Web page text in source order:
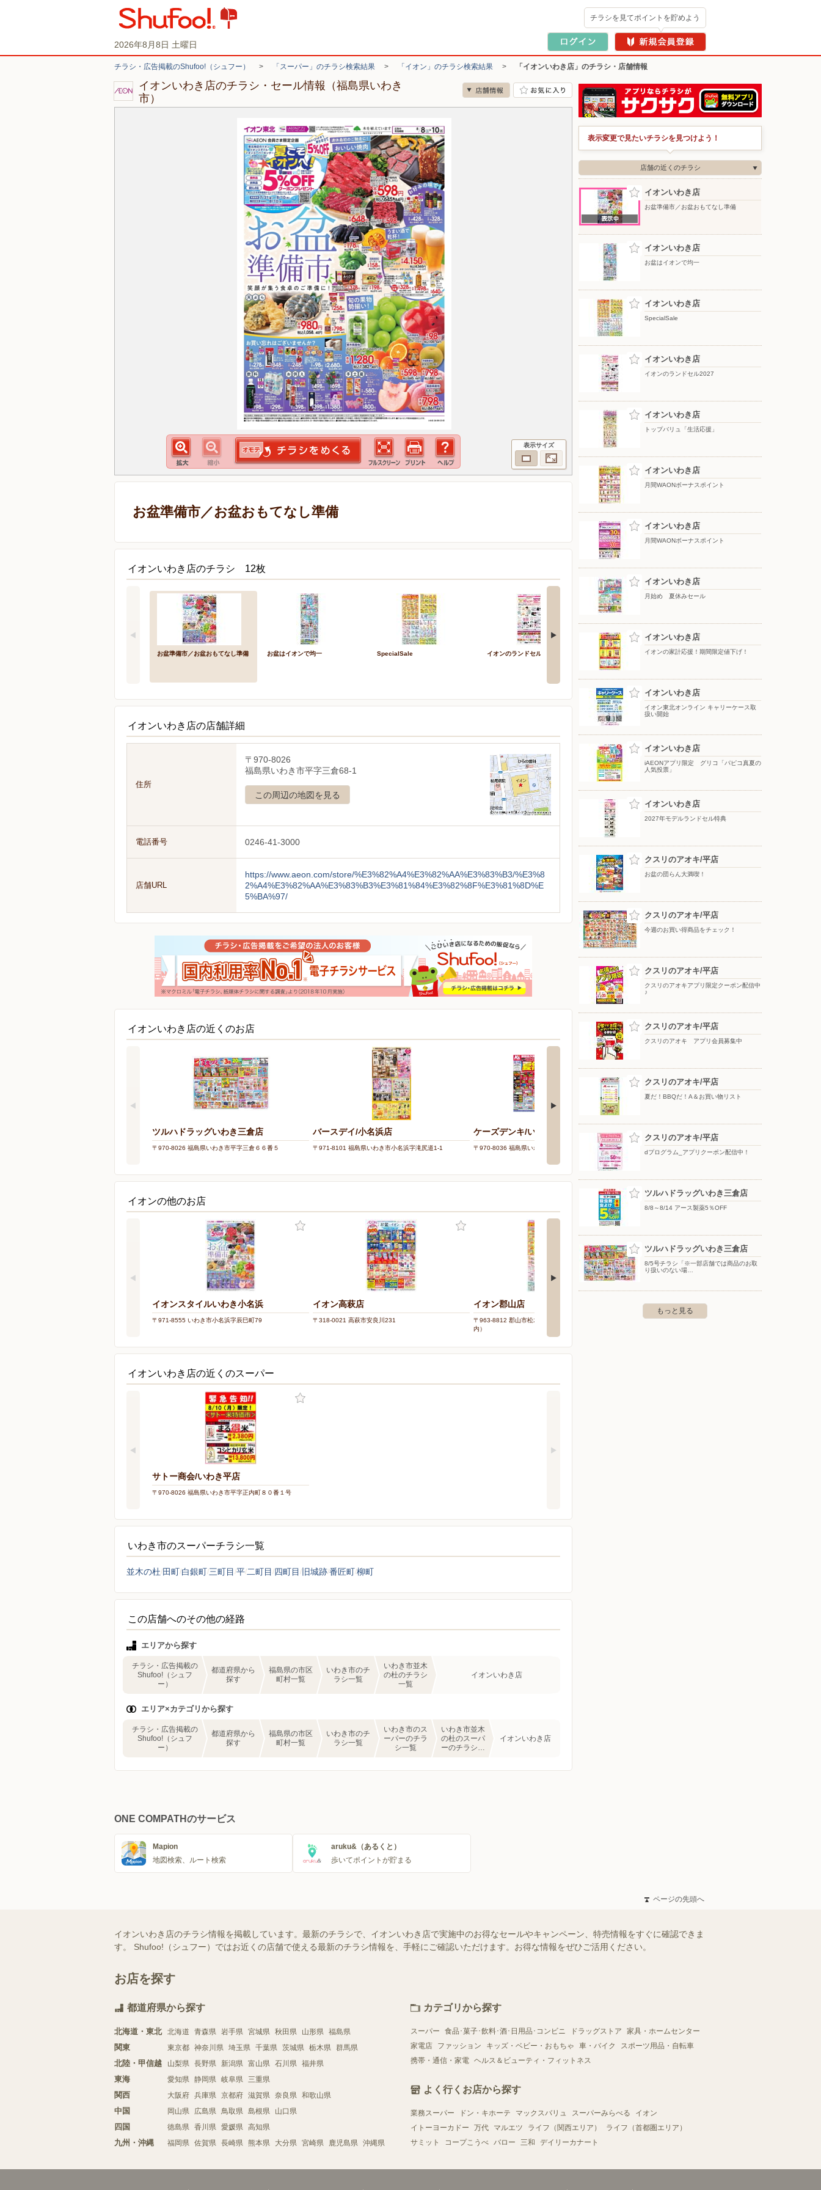
2026年8月8日 土曜日
チラシを見てポイントを貯めよう
チラシ・広告掲載のShufoo!（シュフー） > 「スーパー」のチラシ検索結果 > 「イオン」のチラシ検索結果 > 「イオンいわき店」のチラシ・店舗情報
イオンいわき店のチラシ・セール情報（福島県いわき
市）
表示サイズ
お盆準備市／お盆おもてなし準備
イオンいわき店のチラシ 12枚
お盆準備市／お盆おもてなし準備 お盆はイオンで均一 SpecialSale イオンのランドセル2027 月間WAONボーナスポイント トップバリュ「生活応援」
イオンいわき店の店舗詳細
住所
〒970-8026
福島県いわき市平字三倉68-1
この周辺の地図を見る
電話番号 0246-41-3000
店舗URL
https://www.aeon.com/store/%E3%82%A4%E3%82%AA%E3%83%B3/%E3%8
2%A4%E3%82%AA%E3%83%B3%E3%81%84%E3%82%8F%E3%81%8D%E
5%BA%97/
イオンいわき店の近くのお店
ツルハドラッグいわき三倉店
〒970-8026 福島県いわき市平字三倉６６番５
バースデイ/小名浜店
〒971-8101 福島県いわき市小名浜字滝尻道1-1
ケーズデンキ/いわき本店
〒970-8036 福島県いわき市平谷川瀬3-20-16
洋服の青山/いわき平
〒970-8036 福島県いわき市平谷川瀬三丁目23番12
イオンの他のお店
イオンスタイルいわき小名浜
〒971-8555 いわき市小名浜字辰巳町79
イオン高萩店
〒318-0021 高萩市安良川231
イオン郡山店
〒963-8812 郡山市松木町2-88S棟（イオンタウン郡山
内）
イオン郡山店 食品館
〒963-0534 郡山市日和田町字小原21-2
イオンいわき店の近くのスーパー
サトー商会/いわき平店
〒970-8026 福島県いわき市平字正内町８０番１号
いわき市のスーパーチラシ一覧
並木の杜 田町 白銀町 三町目 平 二町目 四町目 旧城跡番匠町柳町
この店舗へのその他の経路
エリアから探す
チラシ・広告掲載の
Shufoo!（シュフ
ー）
都道府県から
探す
福島県の市区
町村一覧
いわき市のチ
ラシ一覧
いわき市並木
の杜のチラシ
一覧
イオンいわき店
エリア×カテゴリから探す
チラシ・広告掲載の
Shufoo!（シュフ
ー）
都道府県から
探す
福島県の市区
町村一覧
いわき市のチ
ラシ一覧
いわき市のス
ーパーのチラ
シ一覧
いわき市並木
の杜のスーパ
ーのチラシ一
イオンいわき店
表示変更で見たいチラシを見つけよう！
店舗の近くのチラシ
イオンいわき店
お盆準備市／お盆おもてなし準備
イオンいわき店
お盆はイオンで均一
イオンいわき店
SpecialSale
イオンいわき店
イオンのランドセル2027
イオンいわき店
トップバリュ「生活応援」
イオンいわき店
月間WAONボーナスポイント
イオンいわき店
月間WAONボーナスポイント
イオンいわき店
月始め 夏休みセール
イオンいわき店
イオンの家計応援！期間限定値下げ！
イオンいわき店
イオン東北オンライン キャリーケース取
扱い開始
イオンいわき店
iAEONアプリ限定 グリコ「パピコ真夏の
人気投票」
イオンいわき店
2027年モデルランドセル特典
クスリのアオキ/平店
お盆の団らん大満喫！
クスリのアオキ/平店
今週のお買い得商品をチェック！
クスリのアオキ/平店
クスリのアオキアプリ限定クーポン配信中
♪
クスリのアオキ/平店
クスリのアオキ アプリ会員募集中
クスリのアオキ/平店
夏だ！BBQだ！A＆お買い物リスト
クスリのアオキ/平店
dプログラム_アプリクーポン配信中！
ツルハドラッグいわき三倉店
8/8～8/14 アース製薬5％OFF
ツルハドラッグいわき三倉店
8/5号チラシ「※一部店舗では商品のお取
り扱いのない場…
もっと見る
ONE COMPATHのサービス
Mapion
地図検索、ルート検索
aruku&（あるくと）
歩いてポイントが貯まる
ページの先頭へ
イオンいわき店のチラシ情報を掲載しています。最新のチラシで、イオンいわき店で実施中のお得なセールやキャンペーン、特売情報をすぐに確認できま
す。 Shufoo!（シュフー）ではお近くの店舗で使える最新のチラシ情報を、手軽にご確認いただけます。お得な情報をぜひご活用ください。
お店を探す
都道府県から探す
北海道・東北 北海道 青森県 岩手県 宮城県 秋田県 山形県 福島県
関東 東京都 神奈川県 埼玉県 千葉県 茨城県 栃木県 群馬県
北陸・甲信越 山梨県 長野県 新潟県 富山県 石川県 福井県
東海 愛知県 静岡県 岐阜県 三重県
関西 大阪府 兵庫県 京都府 滋賀県 奈良県 和歌山県
中国 岡山県 広島県 鳥取県 島根県 山口県
四国 徳島県 香川県 愛媛県 高知県
九州・沖縄 福岡県 佐賀県 長崎県 熊本県 大分県 宮崎県 鹿児島県 沖縄県
カテゴリから探す
スーパー 食品･菓子･飲料･酒･日用品･コンビニ ドラッグストア
家具・ホームセンター
家電店
ファッション キッズ・ベビー・おもちゃ 車・バイク
スポーツ用品・自転車
携帯・通信・家電 ヘルス＆ビューティ・フィットネス
よく行くお店から探す
業務スーパー ドン・キホーテ マックスバリュ スーパーみらべる
イオン
イトーヨーカドー
万代 マルエツ ライフ（関西エリア）
ライフ（首都圏エリア）
サミット
コープこうべ バロー 三和 デイリーカナート